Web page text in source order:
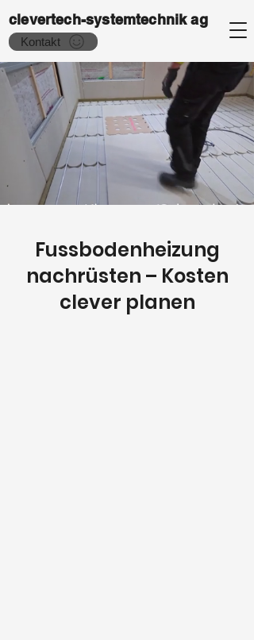
clevertech-systemtechnik ag
Kontakt
Fussbodenheizung
nachrüsten – Kosten
clever planen